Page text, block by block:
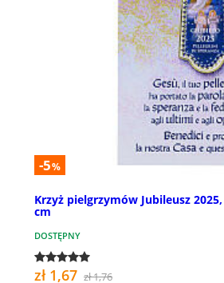
-5%
Krzyż pielgrzymów Jubileusz
cm
DOSTĘPNY
zł 1,67 zł 1,76